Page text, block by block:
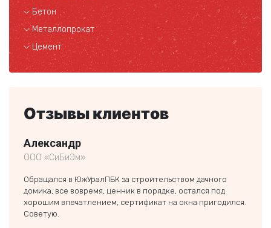
Бетон
Металлопрокат
Цемент
Отзывы клиентов
Александр
ООО «СиБиЭм»
Обращался в ЮжУралПБК за строительством дачного
домика, все вовремя, ценник в порядке, остался под
хорошим впечатлением, сертификат на окна пригодился.
Советую.